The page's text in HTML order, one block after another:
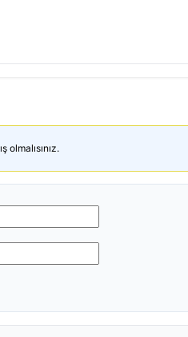
olmalısınız.